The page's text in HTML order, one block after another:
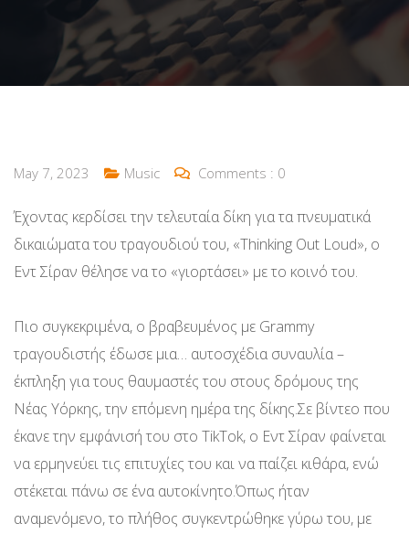
May 7, 2023 Music Comments : 0
Έχοντας κερδίσει την τελευταία δίκη για τα πνευματικά
δικαιώματα του τραγουδιού του, «Thinking Out Loud», ο
Εντ Σίραν θέλησε να το «γιορτάσει» με το κοινό του.
Πιο συγκεκριμένα, ο βραβευμένος με Grammy
τραγουδιστής έδωσε μια… αυτοσχέδια συναυλία –
έκπληξη για τους θαυμαστές του στους δρόμους της
Νέας Υόρκης, την επόμενη ημέρα της δίκης.Σε βίντεο που
έκανε την εμφάνισή του στο TikTok, ο Εντ Σίραν φαίνεται
να ερμηνεύει τις επιτυχίες του και να παίζει κιθάρα, ενώ
στέκεται πάνω σε ένα αυτοκίνητο.Όπως ήταν
αναμενόμενο, το πλήθος συγκεντρώθηκε γύρω του, με